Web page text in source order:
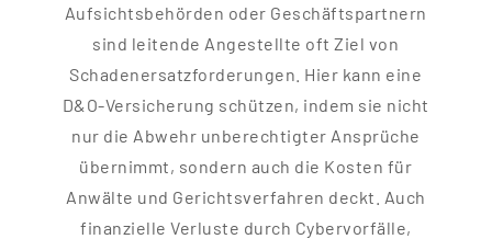
Aufsichtsbehörden oder Geschäftspartnern
sind leitende Angestellte oft Ziel von
Schadenersatzforderungen. Hier kann eine
D&O-Versicherung schützen, indem sie nicht
nur die Abwehr unberechtigter Ansprüche
übernimmt, sondern auch die Kosten für
Anwälte und Gerichtsverfahren deckt. Auch
finanzielle Verluste durch Cybervorfälle,